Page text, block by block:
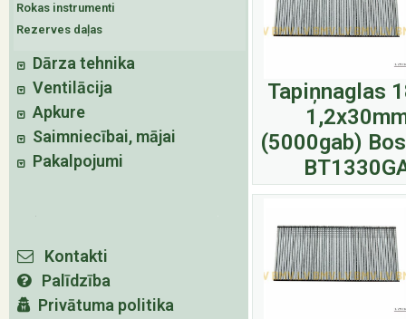
Rokas instrumenti
Rezerves daļas
Dārza tehnika
Ventilācija
Apkure
Saimniecībai, mājai
Pakalpojumi
Kontakti
Palīdzība
Privātuma politika
Tapiņnaglas
(5000gab)